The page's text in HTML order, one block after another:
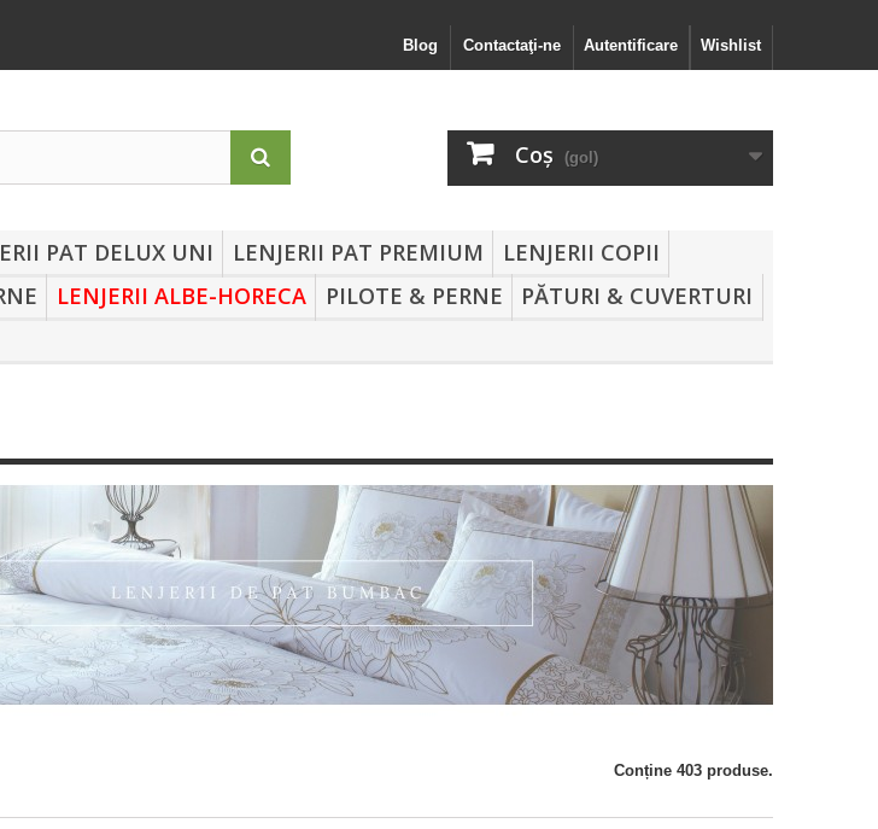
Wishlist
Autentificare
Contactaţi-ne
Blog
Coş (gol)
PAT DELUX UNI LENJERII PAT PREMIUM
LENJERII COPII
LENJERII ALBE-HORECA PILOTE & PERNE
PĂTURI & CUVERTURI
Conține 403 produse.